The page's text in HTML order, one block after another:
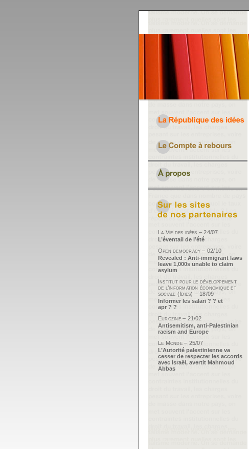
La Vie des idées – 24/07
L’éventail de l’été
Open democracy – 02/10
Revealed : Anti-immigrant laws
leave 1,000s unable to claim
asylum
Institut pour le développement
de l’information économique et
sociale (Idies) – 18/09
Informer les salari ? ? et
apr ? ?
Eurozine – 21/02
Antisemitism, anti-Palestinian
racism and Europe
Le Monde – 25/07
L’Autorité palestinienne va
cesser de respecter les accords
avec Israël, avertit Mahmoud
Abbas